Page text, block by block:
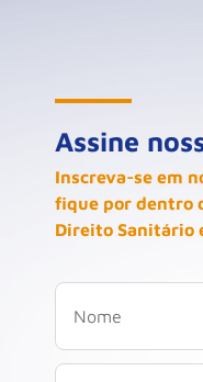
Assine
Inscreva-se em
fique por dentro
Direito Sanitário